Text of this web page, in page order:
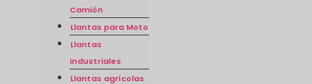
Camión
Llantas para Moto
Llantas
industriales
Llantas agrícolas